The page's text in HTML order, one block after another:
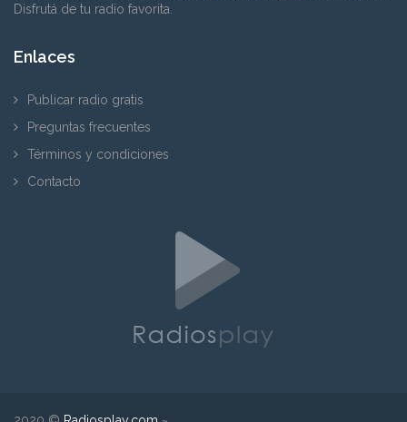
Disfrutá de tu radio favorita.
Enlaces
Publicar radio gratis
Preguntas frecuentes
Términos y condiciones
Contacto